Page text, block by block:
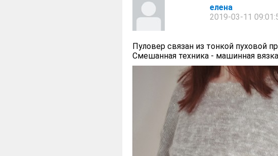
елена
2019-03-11
Пуловер связан из тонкой пуховой
Смешанная техника - машинная